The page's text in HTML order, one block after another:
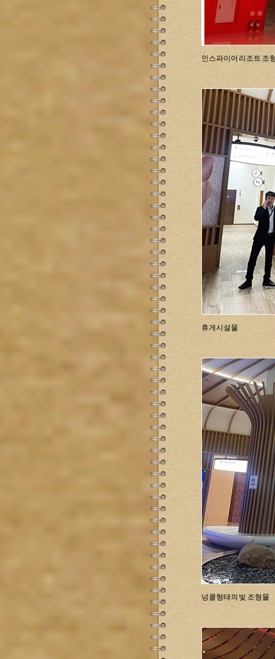
인스파이어 리조트 조
휴게시설물
넝쿨형태의 빛 조형물